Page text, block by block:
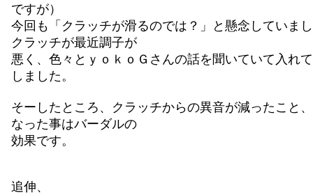
ですが）
今回も「クラッチが滑るのでは？」と懸念していま
クラッチが最近調子が
悪く、色々とｙｏｋｏＧさんの話を聞いていて入れ
しました。
そーしたところ、クラッチからの異音が減ったこと
なった事はバーダルの
効果です。
追伸、